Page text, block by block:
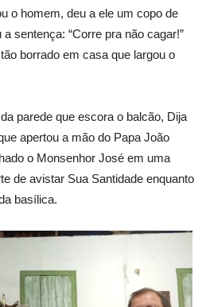
o homem, deu a ele um copo de
sentença: “Corre pra não cagar!”
borrado em casa que largou o
parede que escora o balcão, Dija
apertou a mão do Papa João
o Monsenhor José em uma
de avistar Sua Santidade enquanto
basílica.